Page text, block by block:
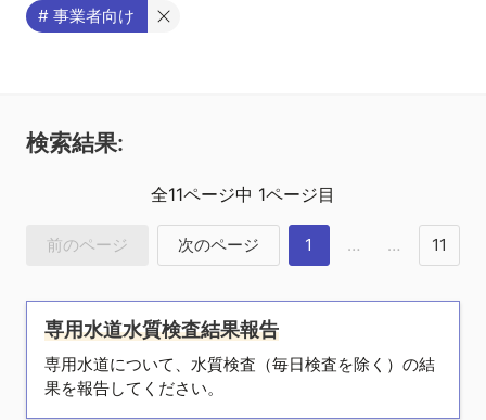
# 事業者向け
検索結果:
全11ページ中 1ページ目
前のページ 次のページ 1 … … 11
専用水道水質検査結果報告
専用水道について、水質検査（毎日検査を除く）の結
果を報告してください。